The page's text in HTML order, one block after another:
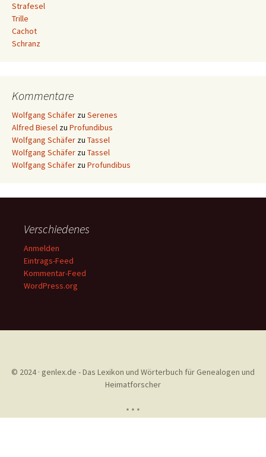
Strafesel
Trille
Cachot
Schranz
Kommentare
Wolfgang Schäfer zu Serenes
Alfred Biesel zu Profundibus
Wolfgang Schäfer zu Tassel
Wolfgang Schäfer zu Tassel
Wolfgang Schäfer zu Profundibus
Verschiedenes
Anmelden
Eintrags-Feed
Kommentar-Feed
WordPress.org
© 2024 · genlex.de - Das Lexikon und Wörterbuch für Genealogen und
Heimatforscher
* * *